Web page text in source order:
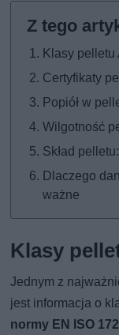
Klasy pelletu
Certyfikaty
Popiół w
Wilgotność
Skład
Dlaczego
ważne
Klasy
Jednym z
jest informacja o
normy EN ISO